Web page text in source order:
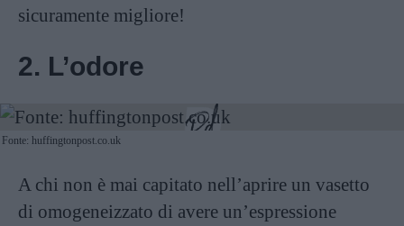
sicuramente migliore!
2. L’odore
Fonte: huffingtonpost.co.uk
A chi non è mai capitato nell’aprire un vasetto
di omogeneizzato di avere un’espressione